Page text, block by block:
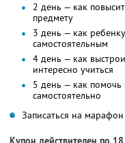
2 день — как
предмету
3 день — как
самостоятельным
4 день — как
интересно учиться
5 день — как помочь
самостоятельно
Записаться на